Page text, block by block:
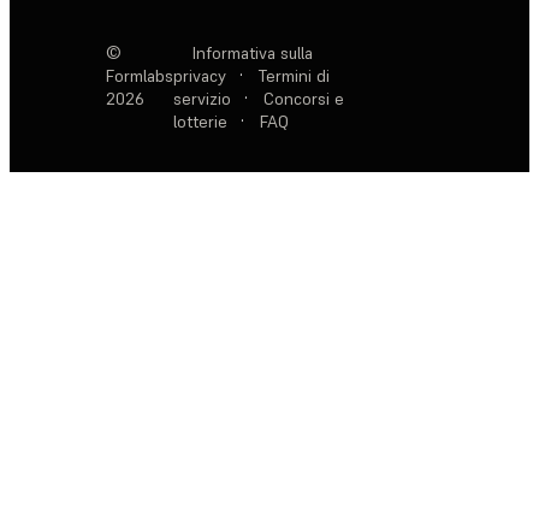
©
Formlabs
2026
Informativa sulla
privacy
·
Termini di
servizio
·
Concorsi e
lotterie
· FAQ